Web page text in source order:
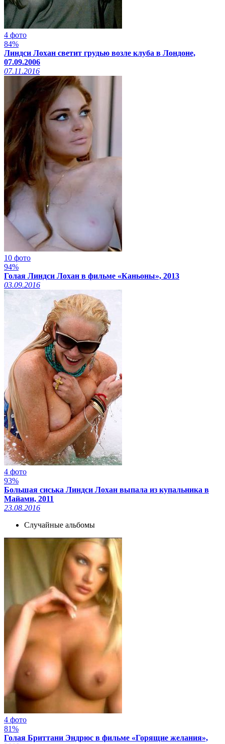
4 фото
84%
Линдси Лохан светит грудью возле клуба в Лондоне,
07.09.2006
07.11.2016
10 фото
94%
Голая Линдси Лохан в фильме «Каньоны», 2013
03.09.2016
4 фото
93%
Большая сиська Линдси Лохан выпала из купальника в
Майами, 2011
23.08.2016
Случайные альбомы
4 фото
81%
Голая Бриттани Эндрюс в фильме «Горящие желания»,